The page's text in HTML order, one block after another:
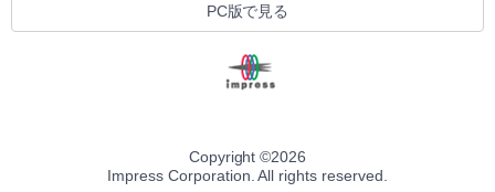
PC版で見る
Copyright ©2026
Impress Corporation. All rights reserved.